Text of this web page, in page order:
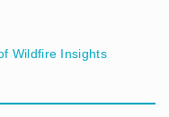
Wildfire Insights